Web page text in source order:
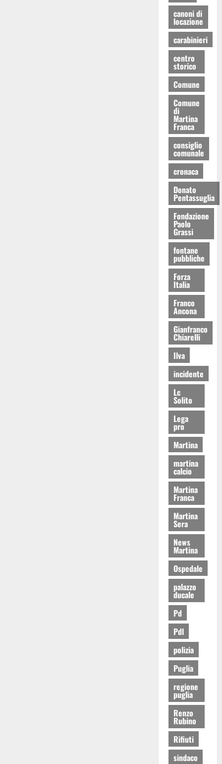
canoni di
locazione
carabinieri
centro
storico
Comune
Comune
di
Martina
Franca
consiglio
comunale
cronaca
Donato
Pentassuglia
Fondazione
Paolo
Grassi
fontane
pubbliche
Forza
Italia
Franco
Ancona
Gianfranco
Chiarelli
Ilva
incidente
Lc
Solito
Lega
pro
Martina
martina
calcio
Martina
Franca
Martina
Sera
News
Martina
Ospedale
palazzo
ducale
Pd
Pdl
polizia
Puglia
regione
puglia
Renzo
Rubino
Rifiuti
sindaco